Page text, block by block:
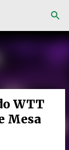
WTT
Mesa